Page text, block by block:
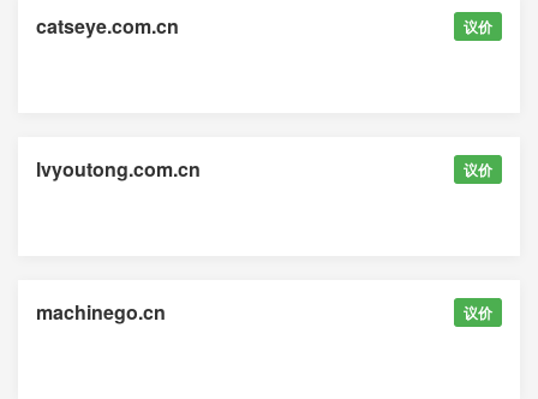
catseye.com.cn 议价
lvyoutong.com.cn 议价
machinego.cn 议价